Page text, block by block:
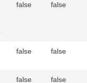
false false
false false
false false